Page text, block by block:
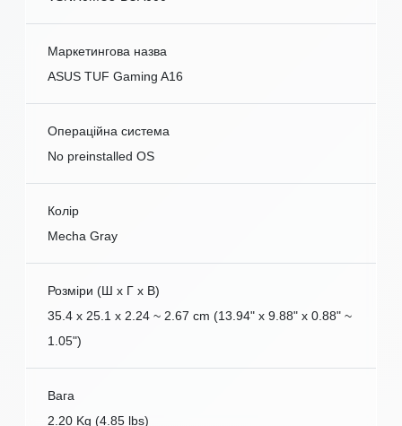
Маркетингова назва
ASUS TUF Gaming A16
Операційна система
No preinstalled OS
Колір
Mecha Gray
Розміри (Ш x Г x В)
35.4 x 25.1 x 2.24 ~ 2.67 cm (13.94" x 9.88" x 0.88" ~
1.05")
Вага
2.20 Kg (4.85 lbs)